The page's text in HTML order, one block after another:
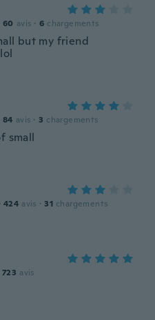
60 avis · 6 chargements
but my friend
84 avis · 3 chargements
small
· 424 avis · 31 chargements
723 avis